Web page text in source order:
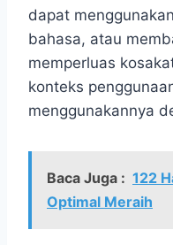
dapat
bahasa, atau
memperluas
konteks
menggunakannya
Baca Juga : 122
Optimal Meraih